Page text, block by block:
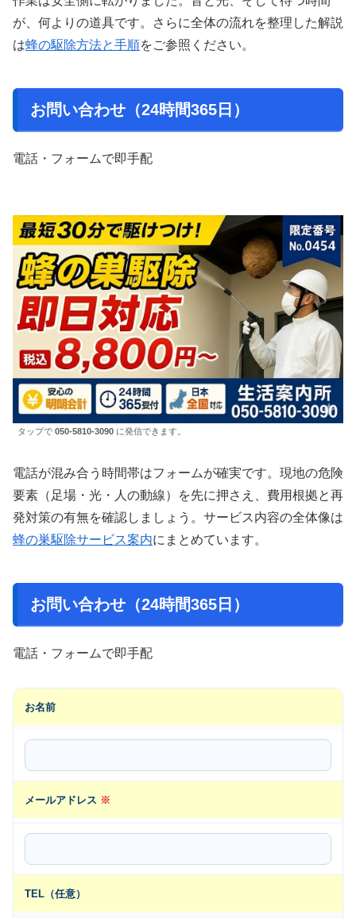
が、何よりの道具です。さらに全体の流れを整理した解説
は蜂の駆除方法と手順をご参照ください。
お問い合わせ（24時間365日）
電話・フォームで即手配
タップで 050-5810-3090 に発信できます。
電話が混み合う時間帯はフォームが確実です。現地の危険
要素（足場・光・人の動線）を先に押さえ、費用根拠と再
発対策の有無を確認しましょう。サービス内容の全体像は
蜂の巣駆除サービス案内にまとめています。
お問い合わせ（24時間365日）
電話・フォームで即手配
お名前
メールアドレス ※
TEL（任意）